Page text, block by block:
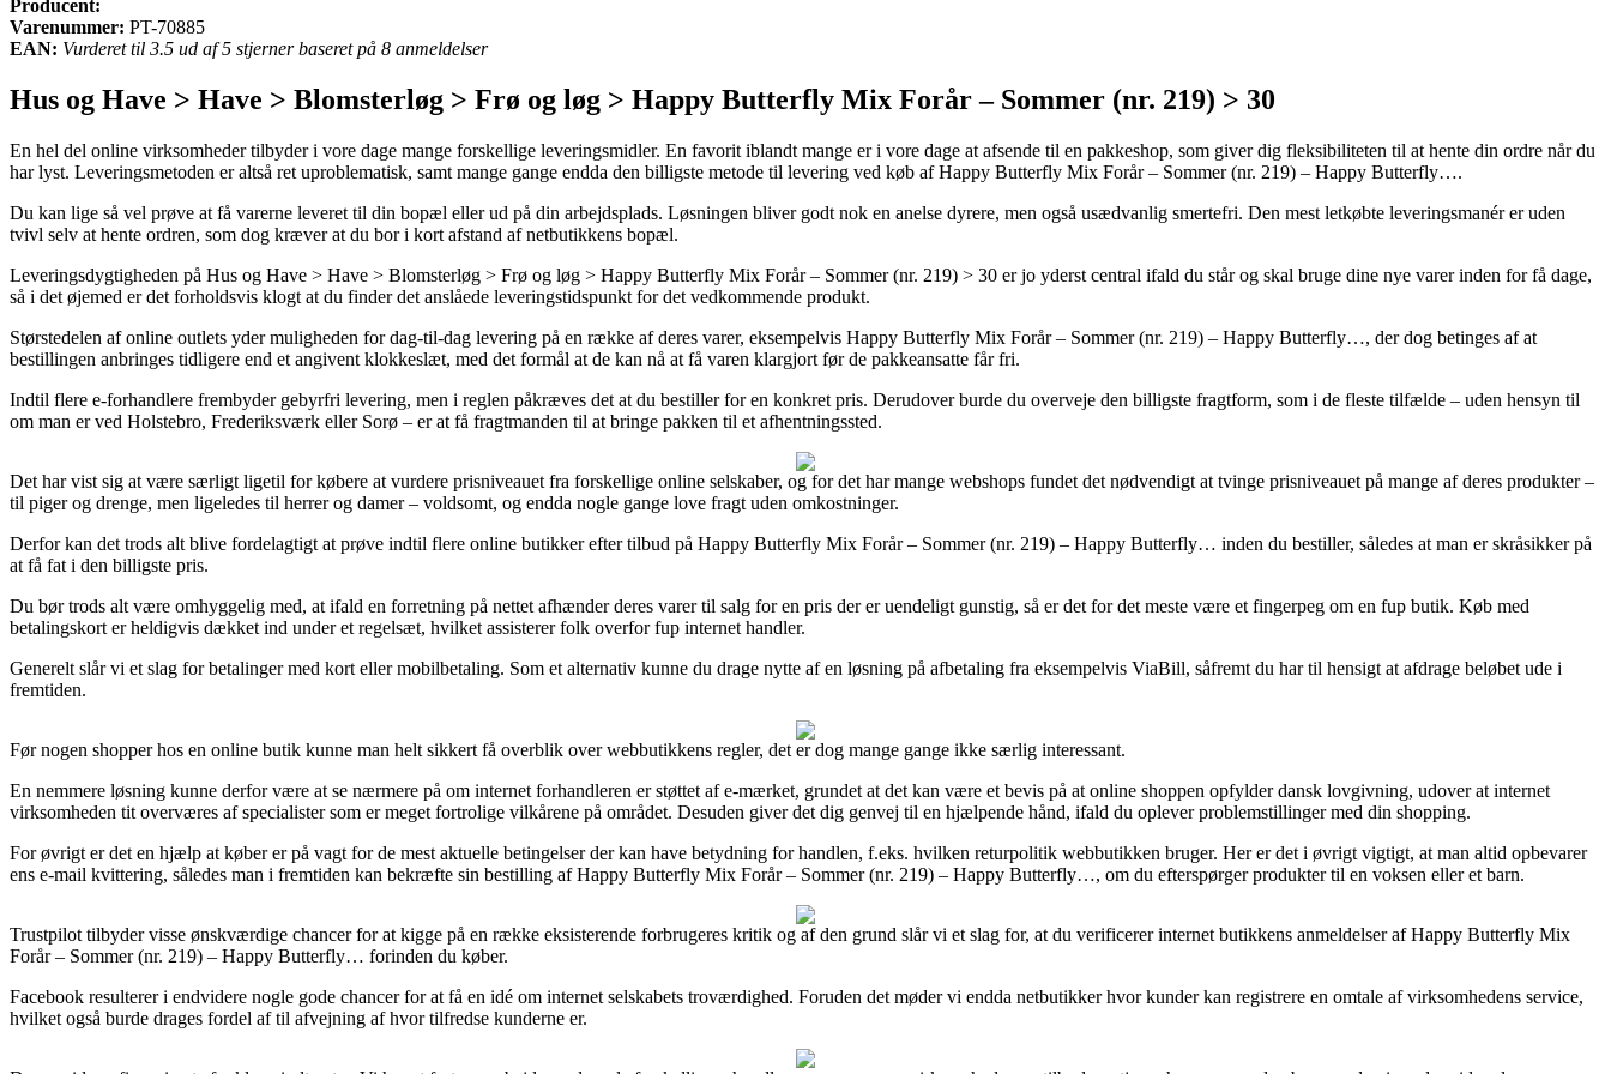
Producent:
Varenummer: PT-70885
EAN: Vurderet til 3.5 ud af 5 stjerner baseret på 8 anmeldelser
Hus og Have > Have > Blomsterløg > Frø og løg > Happy Butterfly Mix Forår – Sommer (nr. 219) > 30
En hel del online virksomheder tilbyder i vore dage mange forskellige leveringsmidler. En favorit iblandt mange er i vore dage at afsende til en pakkeshop, som giver dig fleksibiliteten til at hente din ordre når du
har lyst. Leveringsmetoden er altså ret uproblematisk, samt mange gange endda den billigste metode til levering ved køb af Happy Butterfly Mix Forår – Sommer (nr. 219) – Happy Butterfly….
Du kan lige så vel prøve at få varerne leveret til din bopæl eller ud på din arbejdsplads. Løsningen bliver godt nok en anelse dyrere, men også usædvanlig smertefri. Den mest letkøbte leveringsmanér er uden
tvivl selv at hente ordren, som dog kræver at du bor i kort afstand af netbutikkens bopæl.
Leveringsdygtigheden på Hus og Have > Have > Blomsterløg > Frø og løg > Happy Butterfly Mix Forår – Sommer (nr. 219) > 30 er jo yderst central ifald du står og skal bruge dine nye varer inden for få dage,
så i det øjemed er det forholdsvis klogt at du finder det anslåede leveringstidspunkt for det vedkommende produkt.
Størstedelen af online outlets yder muligheden for dag-til-dag levering på en række af deres varer, eksempelvis Happy Butterfly Mix Forår – Sommer (nr. 219) – Happy Butterfly…, der dog betinges af at
bestillingen anbringes tidligere end et angivent klokkeslæt, med det formål at de kan nå at få varen klargjort før de pakkeansatte får fri.
Indtil flere e-forhandlere frembyder gebyrfri levering, men i reglen påkræves det at du bestiller for en konkret pris. Derudover burde du overveje den billigste fragtform, som i de fleste tilfælde – uden hensyn til
om man er ved Holstebro, Frederiksværk eller Sorø – er at få fragtmanden til at bringe pakken til et afhentningssted.
Det har vist sig at være særligt ligetil for købere at vurdere prisniveauet fra forskellige online selskaber, og for det har mange webshops fundet det nødvendigt at tvinge prisniveauet på mange af deres produkter –
til piger og drenge, men ligeledes til herrer og damer – voldsomt, og endda nogle gange love fragt uden omkostninger.
Derfor kan det trods alt blive fordelagtigt at prøve indtil flere online butikker efter tilbud på Happy Butterfly Mix Forår – Sommer (nr. 219) – Happy Butterfly… inden du bestiller, således at man er skråsikker på
at få fat i den billigste pris.
Du bør trods alt være omhyggelig med, at ifald en forretning på nettet afhænder deres varer til salg for en pris der er uendeligt gunstig, så er det for det meste være et fingerpeg om en fup butik. Køb med
betalingskort er heldigvis dækket ind under et regelsæt, hvilket assisterer folk overfor fup internet handler.
Generelt slår vi et slag for betalinger med kort eller mobilbetaling. Som et alternativ kunne du drage nytte af en løsning på afbetaling fra eksempelvis ViaBill, såfremt du har til hensigt at afdrage beløbet ude i
fremtiden.
Før nogen shopper hos en online butik kunne man helt sikkert få overblik over webbutikkens regler, det er dog mange gange ikke særlig interessant.
En nemmere løsning kunne derfor være at se nærmere på om internet forhandleren er støttet af e-mærket, grundet at det kan være et bevis på at online shoppen opfylder dansk lovgivning, udover at internet
virksomheden tit overværes af specialister som er meget fortrolige vilkårene på området. Desuden giver det dig genvej til en hjælpende hånd, ifald du oplever problemstillinger med din shopping.
For øvrigt er det en hjælp at køber er på vagt for de mest aktuelle betingelser der kan have betydning for handlen, f.eks. hvilken returpolitik webbutikken bruger. Her er det i øvrigt vigtigt, at man altid opbevarer
ens e-mail kvittering, således man i fremtiden kan bekræfte sin bestilling af Happy Butterfly Mix Forår – Sommer (nr. 219) – Happy Butterfly…, om du efterspørger produkter til en voksen eller et barn.
Trustpilot tilbyder visse ønskværdige chancer for at kigge på en række eksisterende forbrugeres kritik og af den grund slår vi et slag for, at du verificerer internet butikkens anmeldelser af Happy Butterfly Mix
Forår – Sommer (nr. 219) – Happy Butterfly… forinden du køber.
Facebook resulterer i endvidere nogle gode chancer for at få en idé om internet selskabets troværdighed. Foruden det møder vi endda netbutikker hvor kunder kan registrere en omtale af virksomhedens service,
hvilket også burde drages fordel af til afvejning af hvor tilfredse kunderne er.